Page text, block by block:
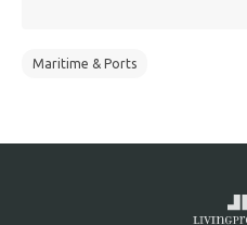
Maritime & Ports